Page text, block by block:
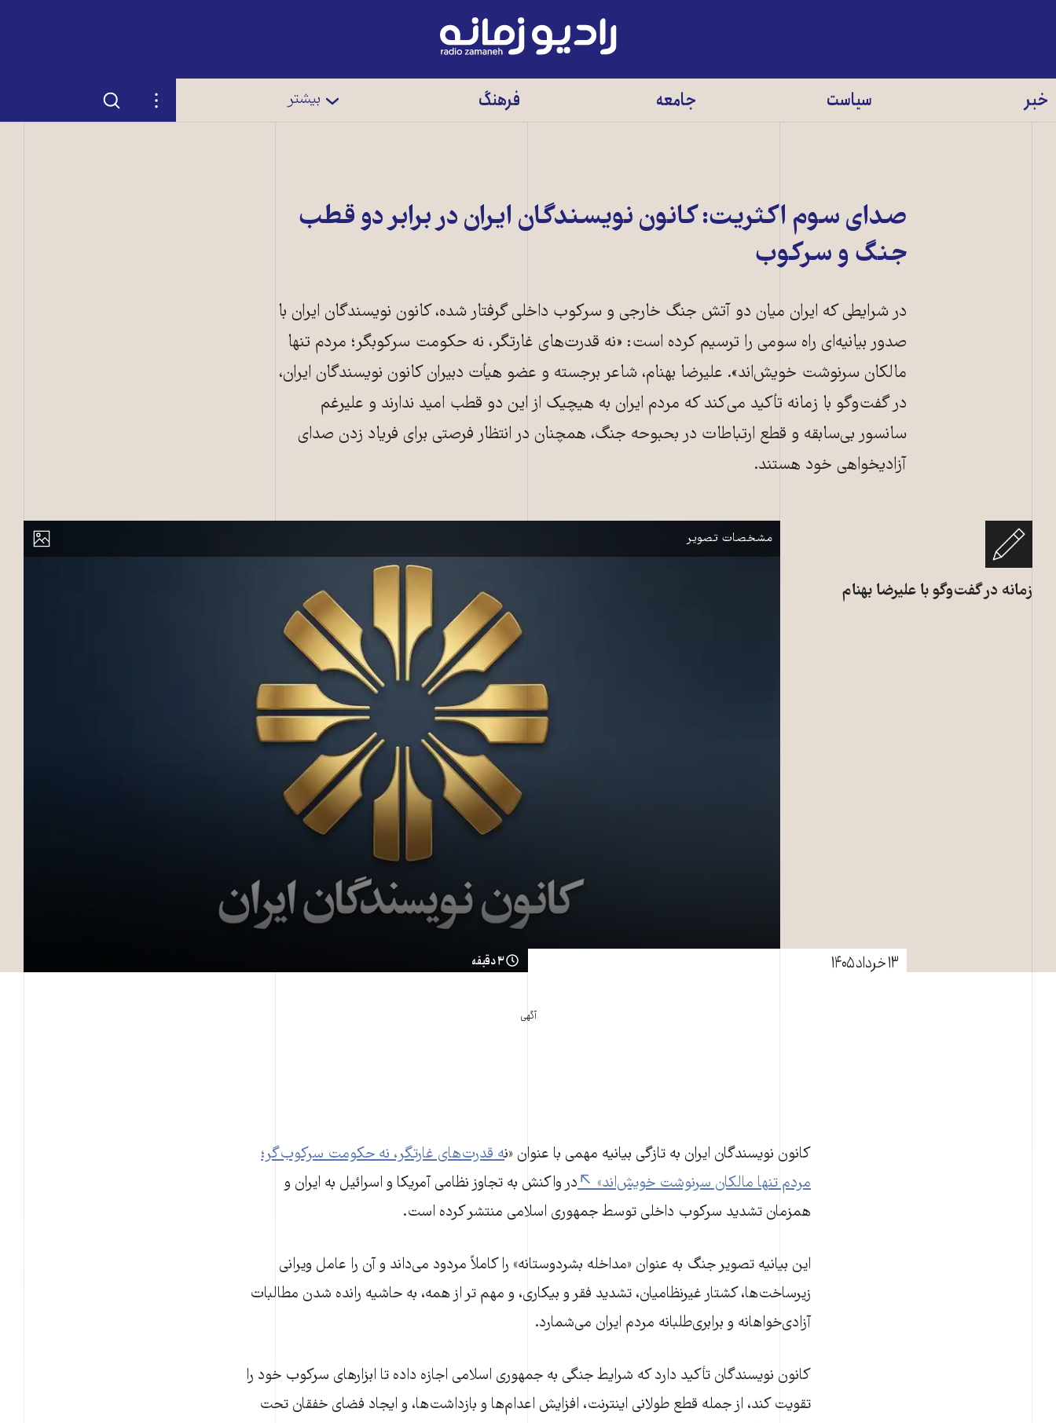
رادیو
زمانه
خبر سیاست جامعه فرهنگ بیشتر تنظیمات جستجو
صدای سوم اکثریت: کانون نویسندگان ایران در برابر دو قطب
جنگ و سرکوب
در شرایطی که ایران میان دو آتش جنگ خارجی و سرکوب داخلی گرفتار شده، کانون نویسندگان ایران با
صدور بیانیه‌ای راه سومی را ترسیم کرده است: «نه قدرت‌های غارتگر، نه حکومت سرکوبگر؛ مردم تنها
مالکان سرنوشت خویش‌اند». علیرضا بهنام، شاعر برجسته و عضو هیأت دبیران کانون نویسندگان ایران،
در گفت‌وگو با زمانه تأکید می‌کند که مردم ایران به هیچیک از این دو قطب امید ندارند و علیرغم
سانسور بی‌سابقه و قطع ارتباطات در بحبوحه جنگ، همچنان در انتظار فرصتی برای فریاد زدن صدای
آزادیخواهی خود هستند.
زمانه در گفت‌وگو با علیرضا بهنام
نمایش
مشخصات تصویر
۱۳ خرداد ۱۴۰۵ ۳ دقیقه
آگهی
کانون نویسندگان ایران به تازگی بیانیه مهمی با عنوان «نه قدرت‌های غارتگر، نه حکومت سرکوب‌گر؛
مردم تنها مالکان سرنوشت خویش‌اند»
در واکنش به تجاوز نظامی آمریکا و اسرائیل به ایران و
همزمان تشدید سرکوب داخلی توسط جمهوری اسلامی منتشر کرده است.
این بیانیه تصویر جنگ به عنوان «مداخله بشر‌دوستانه» را کاملاً مردود می‌داند و آن را عامل ویرانی
زیرساخت‌ها، کشتار غیرنظامیان، تشدید فقر و بیکاری، و مهم تر از همه، به حاشیه رانده شدن مطالبات
آزادی‌خواهانه و برابری‌طلبانه مردم ایران می‌شمارد.
کانون نویسندگان تأکید دارد که شرایط جنگی به جمهوری اسلامی اجازه داده تا ابزارهای سرکوب خود را
تقویت کند، از جمله قطع طولانی اینترنت، افزایش اعدام‌ها و بازداشت‌ها، و ایجاد فضای خفقان تحت